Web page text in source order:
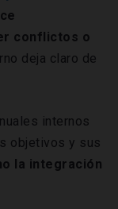
conflictos o
deja claro de
internos
objetivos y sus
la integración